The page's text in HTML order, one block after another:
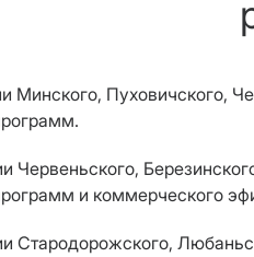
Минского, Пуховичского,
Червеньского,
и коммерческого
Стародорожского,